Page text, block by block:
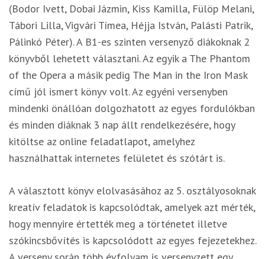
(Bodor Ivett, Dobai Jázmin, Kiss Kamilla, Fülöp Melani,
Tábori Lilla, Vigvári Tímea, Héjja István, Palásti Patrik,
Pálinkó Péter). A B1-es szinten versenyző diákoknak 2
könyvből lehetett választani. Az egyik a The Phantom
of the Opera a másik pedig The Man in the Iron Mask
című jól ismert könyv volt. Az egyéni versenyben
mindenki önállóan dolgozhatott az egyes fordulókban
és minden diáknak 3 nap állt rendelkezésére, hogy
kitöltse az online feladatlapot, amelyhez
használhattak internetes felületet és szótárt is.
A választott könyv elolvasásához az 5. osztályosoknak
kreatív feladatok is kapcsolódtak, amelyek azt mérték,
hogy mennyire értették meg a történetet illetve
szókincsbővítés is kapcsolódott az egyes fejezetekhez.